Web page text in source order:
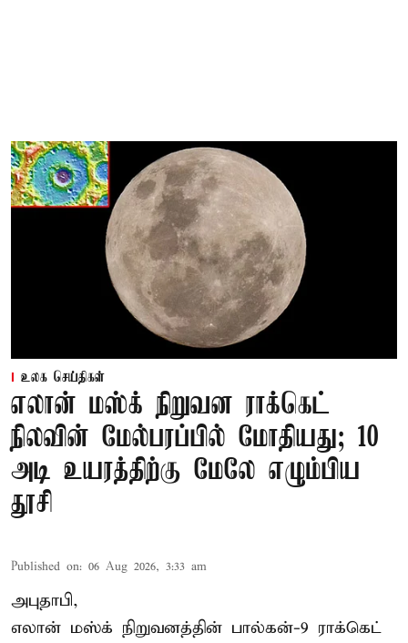
உலக செய்திகள்
எலான் மஸ்க் நிறுவன ராக்கெட்
நிலவின் மேல்பரப்பில் மோதியது; 10
அடி உயரத்திற்கு மேலே எழும்பிய
தூசி
Published on: 06 Aug 2026, 3:33 am
அபுதாபி,
எலான் மஸ்க் நிறுவனத்தின் பால்கன்-9 ராக்கெட்